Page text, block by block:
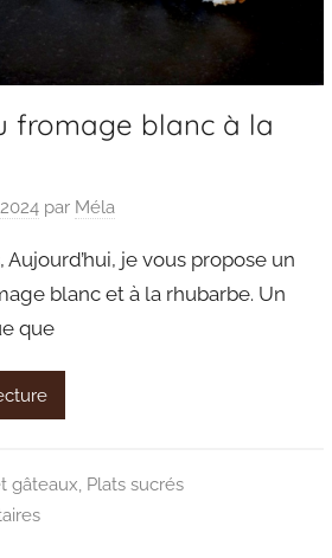
fromage blanc à la
par Méla
Aujourd’hui, je vous propose un
blanc et à la rhubarbe. Un
que
gâteaux, Plats sucrés